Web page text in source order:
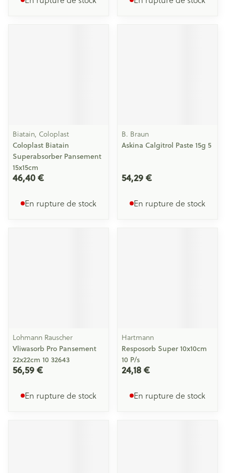
Biatain, Coloplast
Coloplast Biatain
Superabsorber Pansement
15x15cm
46,40 €
En rupture de stock
B. Braun
Askina Calgitrol Paste 15g 5
54,29 €
En rupture de stock
Lohmann Rauscher
Vliwasorb Pro Pansement
22x22cm 10 32643
56,59 €
En rupture de stock
Hartmann
Resposorb Super 10x10cm
10 P/s
24,18 €
En rupture de stock